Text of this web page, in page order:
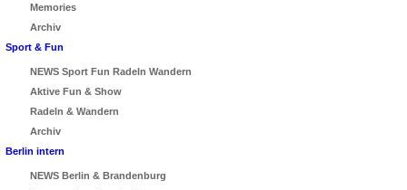
Memories
Archiv
Sport & Fun
NEWS Sport Fun Radeln Wandern
Aktive Fun & Show
Radeln & Wandern
Archiv
Berlin intern
NEWS Berlin & Brandenburg